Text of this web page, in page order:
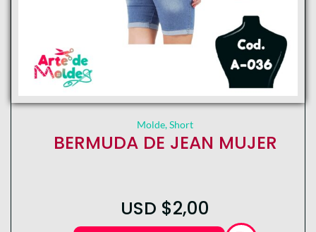
Molde,Short
BERMUDA DE JEAN MUJER
USD $2,00